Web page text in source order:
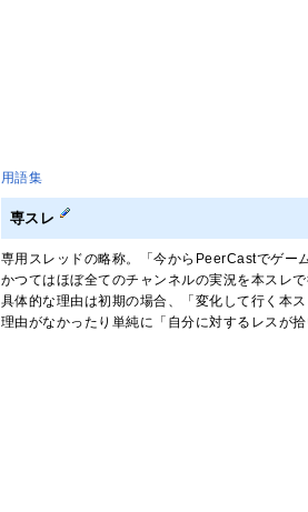
用語集
専スレ
専用スレッドの略称。「今からPeerCastでゲー
かつてはほぼ全てのチャンネルの実況を本スレ
具体的な理由は初期の場合、「変化して行く本
理由がなかったり単純に「自分に対するレスが